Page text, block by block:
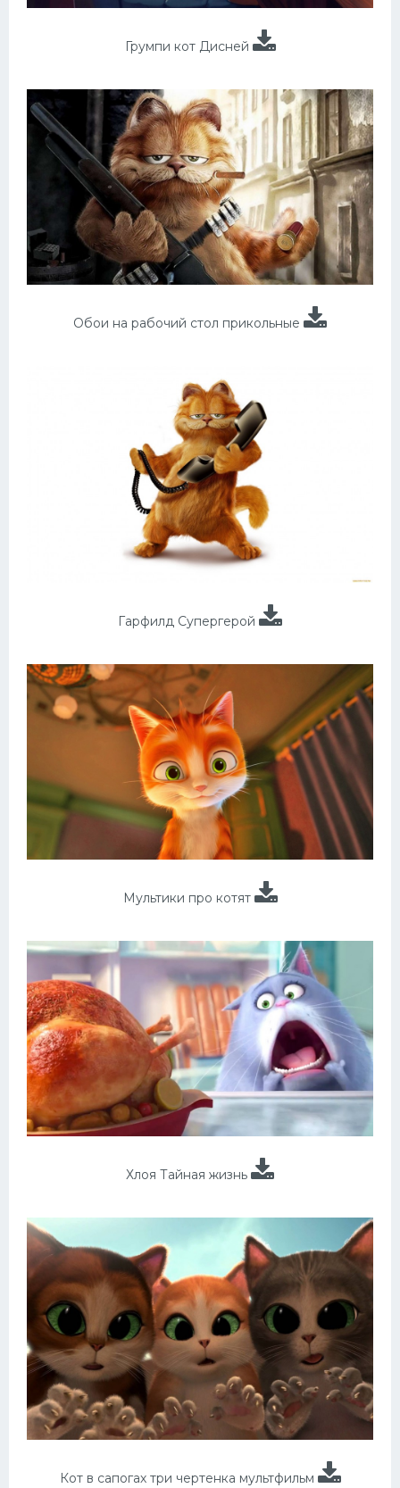
Грумпи кот Дисней
Обои на рабочий стол прикольные
Гарфилд Супергерой
Мультики про котят
Хлоя Тайная жизнь
Кот в сапогах три чертенка мультфильм